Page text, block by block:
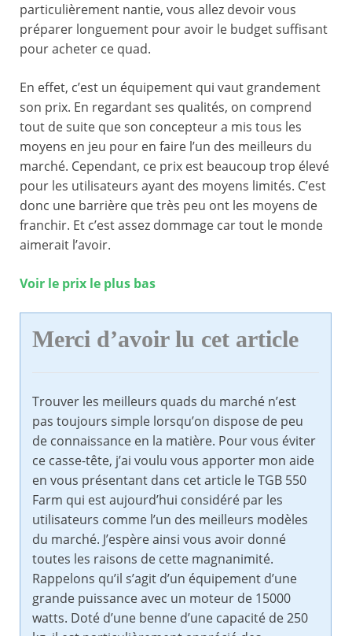
particulièrement nantie, vous allez devoir vous
préparer longuement pour avoir le budget suffisant
pour acheter ce quad.
En effet, c’est un équipement qui vaut grandement
son prix. En regardant ses qualités, on comprend
tout de suite que son concepteur a mis tous les
moyens en jeu pour en faire l’un des meilleurs du
marché. Cependant, ce prix est beaucoup trop élevé
pour les utilisateurs ayant des moyens limités. C’est
donc une barrière que très peu ont les moyens de
franchir. Et c’est assez dommage car tout le monde
aimerait l’avoir.
Voir le prix le plus bas
Merci d’avoir lu cet article
Trouver les meilleurs quads du marché n’est
pas toujours simple lorsqu’on dispose de peu
de connaissance en la matière. Pour vous éviter
ce casse-tête, j’ai voulu vous apporter mon aide
en vous présentant dans cet article le TGB 550
Farm qui est aujourd’hui considéré par les
utilisateurs comme l’un des meilleurs modèles
du marché. J’espère ainsi vous avoir donné
toutes les raisons de cette magnanimité.
Rappelons qu’il s’agit d’un équipement d’une
grande puissance avec un moteur de 15000
watts. Doté d’une benne d’une capacité de 250